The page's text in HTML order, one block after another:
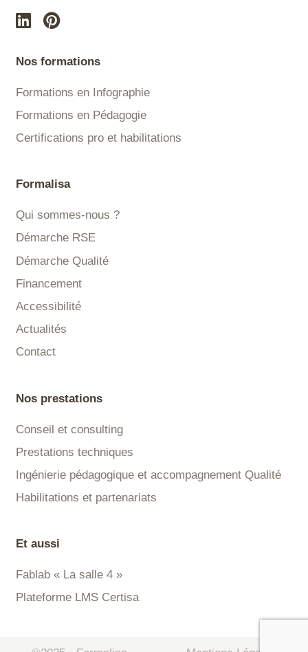
Nos formations
Formations en Infographie
Formations en Pédagogie
Certifications pro et habilitations
Formalisa
Qui sommes-nous ?
Démarche RSE
Démarche Qualité
Financement
Accessibilité
Actualités
Contact
Nos prestations
Conseil et consulting
Prestations techniques
Ingénierie pédagogique et accompagnement Qualité
Habilitations et partenariats
Et aussi
Fablab « La salle 4 »
Plateforme LMS Certisa